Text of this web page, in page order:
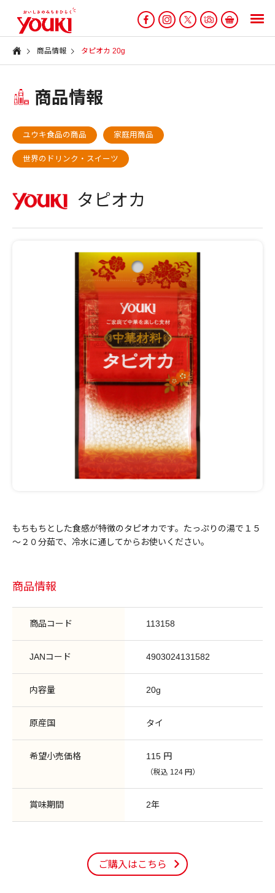
商品情報 タピオカ 20g
商品情報
ユウキ食品の商品 家庭用商品
世界のドリンク・スイーツ
タピオカ
もちもちとした食感が特徴のタピオカです。たっぷりの湯で１５
～２０分茹で、冷水に通してからお使いください。
商品情報
商品コード 113158
JANコード 4903024131582
内容量 20g
原産国 タイ
希望小売価格 115 円
（税込 124 円）
賞味期間 2年
ご購入はこちら